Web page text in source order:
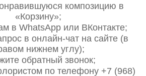
композицию в
«Корзину»;
в WhatsApp или ВКонтакте;
в онлайн-чат на сайте (в
нижнем углу);
обратный звонок;
по телефону +7 (968)